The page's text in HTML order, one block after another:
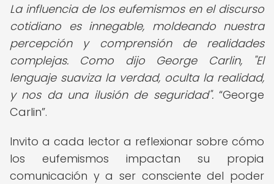
La influencia de los eufemismos en el discurso
cotidiano es innegable, moldeando nuestra
percepción y comprensión de realidades
complejas. Como dijo George Carlin, "El
lenguaje suaviza la verdad, oculta la realidad,
y nos da una ilusión de seguridad".
George
Carlin .
Invito a cada lector a reflexionar sobre cómo
los eufemismos impactan su propia
comunicación y a ser consciente del poder